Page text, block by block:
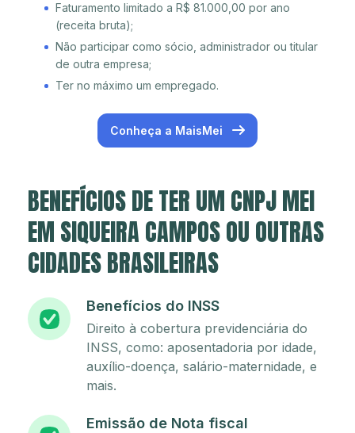
Faturamento limitado a R$ 81.000,00 por ano
(receita bruta);
Não participar como sócio, administrador ou titular
de outra empresa;
Ter no máximo um empregado.
Conheça a MaisMei
BENEFÍCIOS DE TER UM CNPJ MEI
EM SIQUEIRA CAMPOS OU OUTRAS
CIDADES BRASILEIRAS
Benefícios do INSS
Direito à cobertura previdenciária do
INSS, como: aposentadoria por idade,
auxílio-doença, salário-maternidade, e
mais.
Emissão de Nota fiscal